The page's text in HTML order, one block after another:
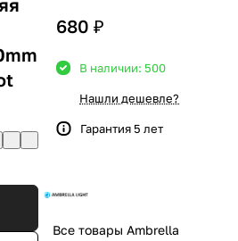
680 ₽
В наличии: 500
Нашли дешевле?
Гарантия 5 лет
Все товары Ambrella